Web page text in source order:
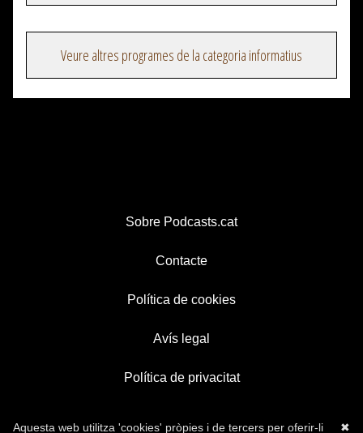
Veure altres programes de la categoria informatius
Sobre Podcasts.cat
Contacte
Política de cookies
Avís legal
Política de privacitat
✖
Aquesta web utilitza 'cookies' pròpies i de tercers per oferir-li